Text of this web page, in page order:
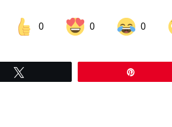
0 0 0
Share on Facebook Share on